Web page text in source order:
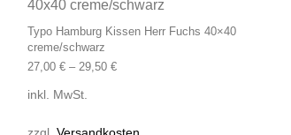
Typo Hamburg Kissen Herr Fuchs 40×40
creme/schwarz
27,00 € – 29,50 €
inkl. MwSt.
zzgl. Versandkosten